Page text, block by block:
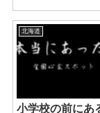
なっているそうで
レル販売員をして
から、幽霊を見たと
聞きました。 ...
北海道
小学校の前にあ